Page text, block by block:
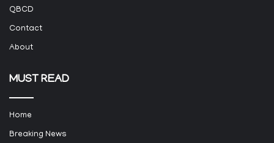
QBCD
Contact
About
MUST READ
Home
Breaking News